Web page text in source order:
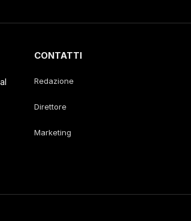
CONTATTI
Redazione
Direttore
Marketing